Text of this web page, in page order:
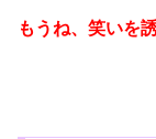
もうね、笑いを